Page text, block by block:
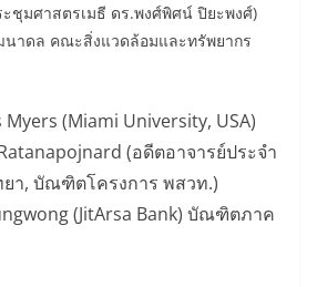
ชุมศาสตรเมธี ดร.พงศ์พิศน์ ปิยะพงศ์)
าดล คณะสิ่งแวดล้อมและทรัพยากร
(Miami University, USA)
(อดีตอาจารย์ประจำ
า, บัณฑิตโครงการ พสวท.)
(JitArsa Bank) บัณฑิตภาค